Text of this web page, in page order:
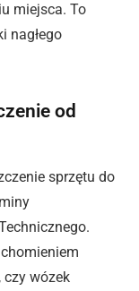
miejsca. To
nagłego
od
sprzętu do
czy wózek